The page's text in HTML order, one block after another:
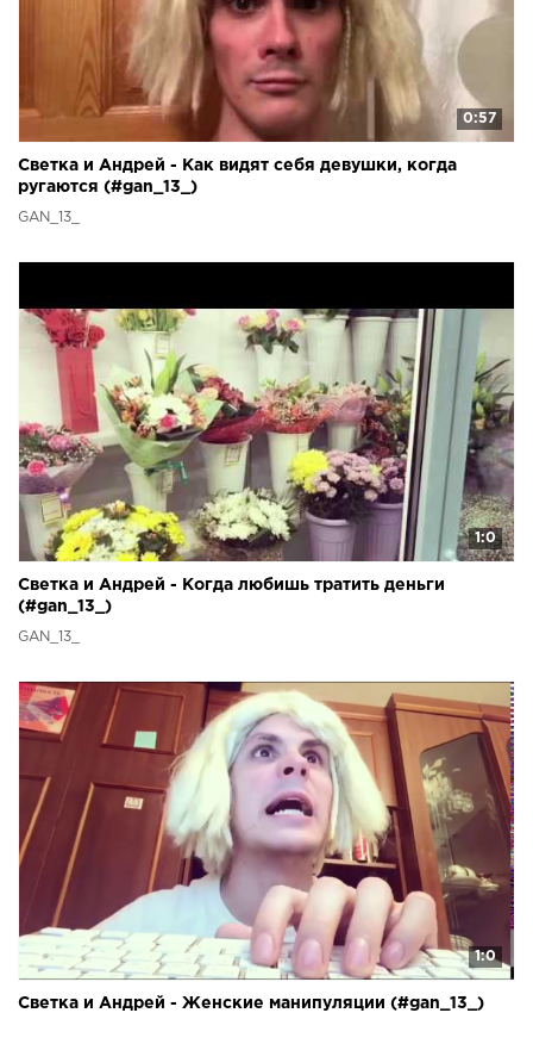
0:57
Светка и Андрей - Как видят себя девушки, когда
ругаются (#gan_13_)
GAN_13_
1:0
Светка и Андрей - Когда любишь тратить деньги
(#gan_13_)
GAN_13_
1:0
Светка и Андрей - Женские манипуляции (#gan_13_)